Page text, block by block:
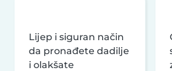
Lijep i siguran način
da pronađete dadilje
i olakšate